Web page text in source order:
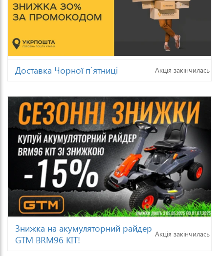
Доставка Чорної п`ятниці Акція закінчилась
Знижка на акумуляторний райдер
GTM BRM96 KIT!
Акція закінчилась